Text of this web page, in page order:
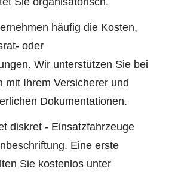
häufig die Kosten,
oder
Wir unterstützen Sie bei
mit Ihrem Versicherer und
Dokumentationen.
diskret - Einsatzfahrzeuge
Eine erste
Sie kostenlos unter